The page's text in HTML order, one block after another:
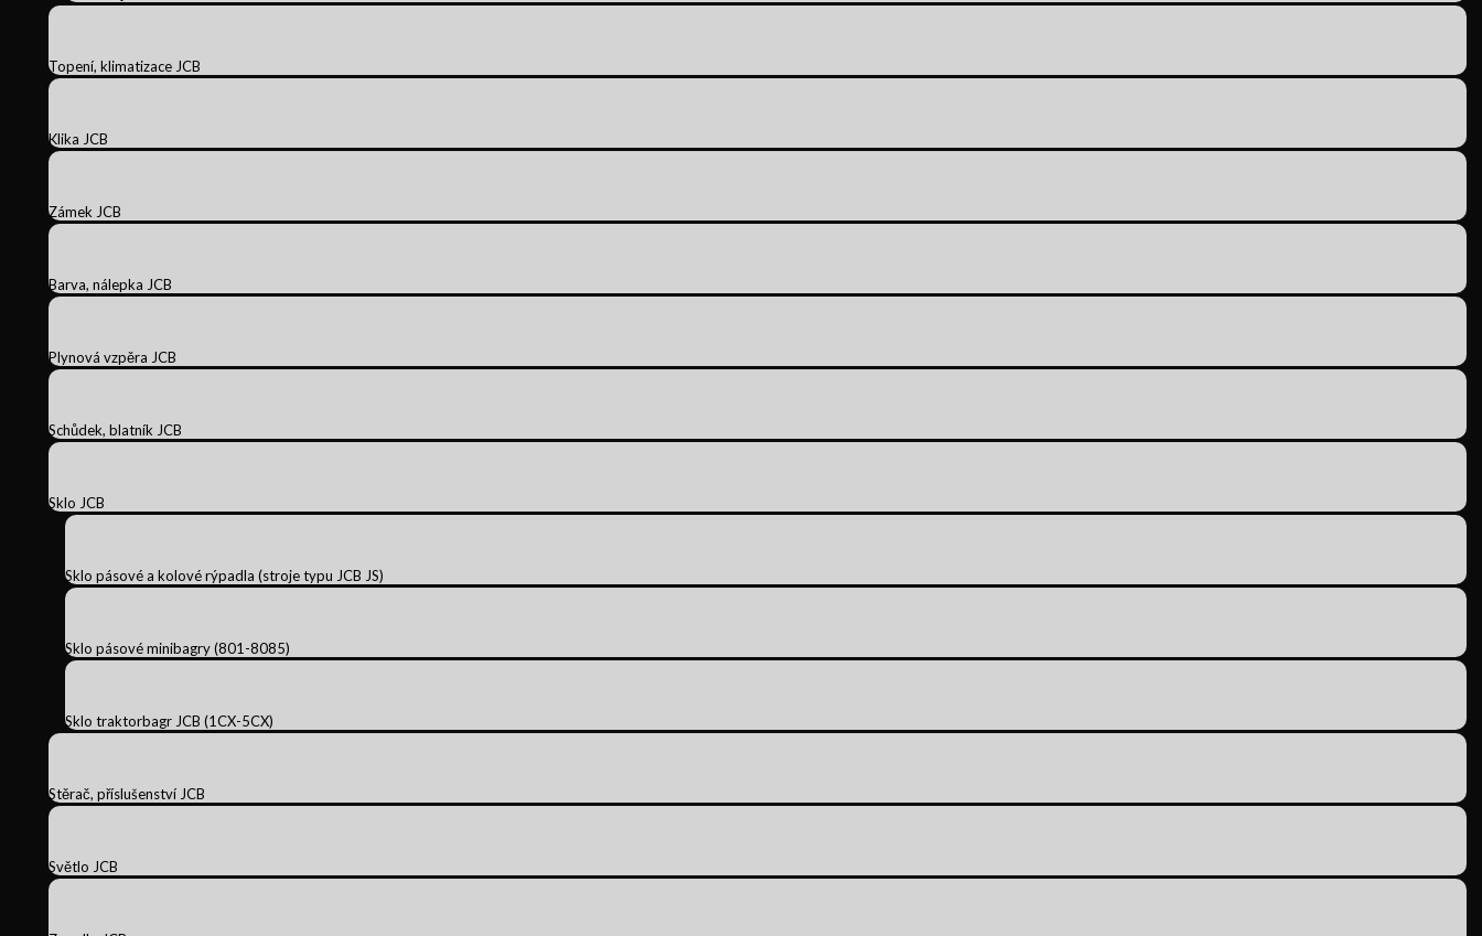
Topení, klimatizace JCB
Klika JCB
Zámek JCB
Barva, nálepka JCB
Plynová vzpěra JCB
Schůdek, blatník JCB
Sklo JCB
Sklo pásové a kolové rýpadla (stroje typu JCB JS)
Sklo pásové minibagry (801-8085)
Sklo traktorbagr JCB (1CX-5CX)
Stěrač, příslušenství JCB
Světlo JCB